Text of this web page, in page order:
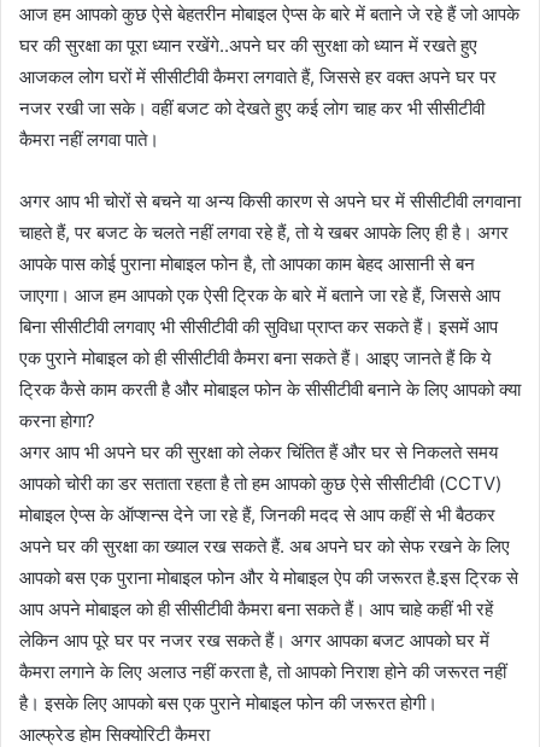
i
l
आज हम आपको कुछ ऐसे बेहतरीन मोबाइल ऐप्स के बारे में बताने जे रहे हैं जो आपके
घर की सुरक्षा का पूरा ध्यान रखेंगे..अपने घर की सुरक्षा को ध्यान में रखते हुए
आजकल लोग घरों में सीसीटीवी कैमरा लगवाते हैं, जिससे हर वक्त अपने घर पर
नजर रखी जा सके। वहीं बजट को देखते हुए कई लोग चाह कर भी सीसीटीवी
कैमरा नहीं लगवा पाते।
अगर आप भी चोरों से बचने या अन्य किसी कारण से अपने घर में सीसीटीवी लगवाना
चाहते हैं, पर बजट के चलते नहीं लगवा रहे हैं, तो ये खबर आपके लिए ही है। अगर
आपके पास कोई पुराना मोबाइल फोन है, तो आपका काम बेहद आसानी से बन
जाएगा। आज हम आपको एक ऐसी ट्रिक के बारे में बताने जा रहे हैं, जिससे आप
बिना सीसीटीवी लगवाए भी सीसीटीवी की सुविधा प्राप्त कर सकते हैं। इसमें आप
एक पुराने मोबाइल को ही सीसीटीवी कैमरा बना सकते हैं। आइए जानते हैं कि ये
ट्रिक कैसे काम करती है और मोबाइल फोन के सीसीटीवी बनाने के लिए आपको क्या
करना होगा?
अगर आप भी अपने घर की सुरक्षा को लेकर चिंतित हैं और घर से निकलते समय
आपको चोरी का डर सताता रहता है तो हम आपको कुछ ऐसे सीसीटीवी (CCTV)
मोबाइल ऐप्स के ऑप्शन्स देने जा रहे हैं, जिनकी मदद से आप कहीं से भी बैठकर
अपने घर की सुरक्षा का ख्याल रख सकते हैं. अब अपने घर को सेफ रखने के लिए
आपको बस एक पुराना मोबाइल फोन और ये मोबाइल ऐप की जरूरत है.इस ट्रिक से
आप अपने मोबाइल को ही सीसीटीवी कैमरा बना सकते हैं। आप चाहे कहीं भी रहें
लेकिन आप पूरे घर पर नजर रख सकते हैं। अगर आपका बजट आपको घर में
कैमरा लगाने के लिए अलाउ नहीं करता है, तो आपको निराश होने की जरूरत नहीं
है। इसके लिए आपको बस एक पुराने मोबाइल फोन की जरूरत होगी।
आल्फ्रेड होम सिक्योरिटी कैमरा